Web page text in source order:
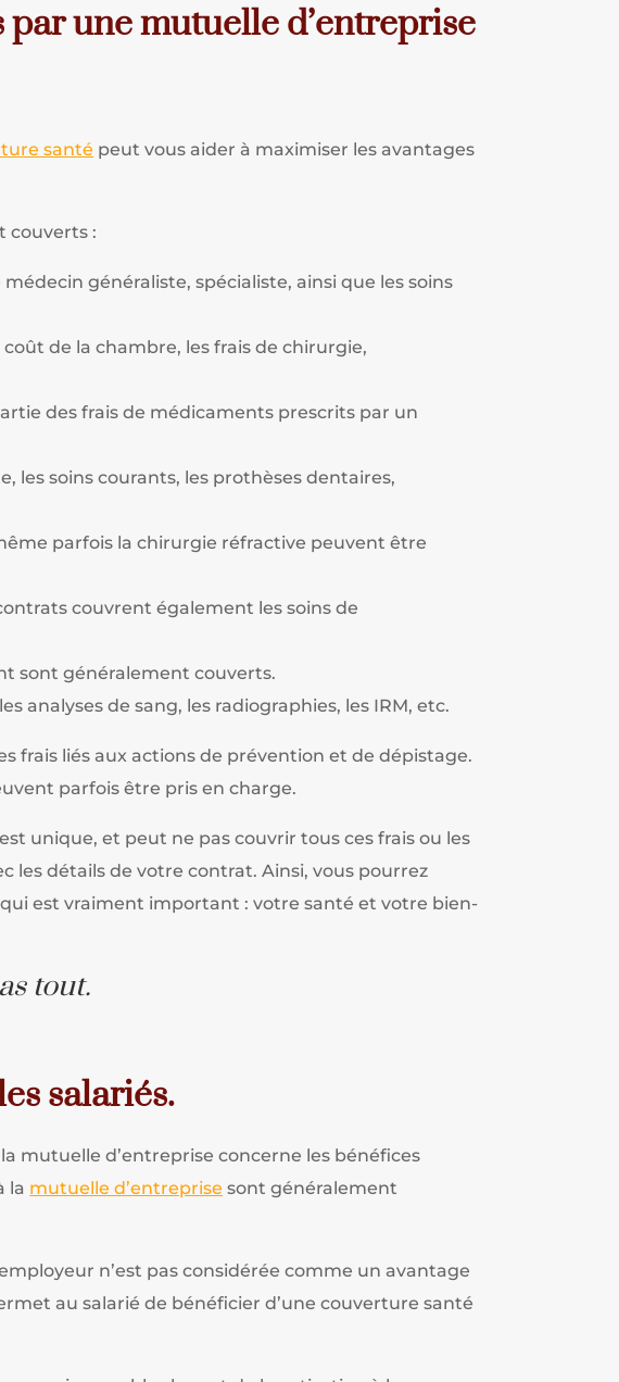
une mutuelle d’entreprise
santé peut vous aider à maximiser les avantages
couverts :
généraliste, spécialiste, ainsi que les soins
de la chambre, les frais de chirurgie,
des frais de médicaments prescrits par un
les soins courants, les prothèses dentaires,
parfois la chirurgie réfractive peuvent être
couvrent également les soins de
sont généralement couverts.
analyses de sang, les radiographies, les IRM, etc.
frais liés aux actions de prévention et de dépistage.
parfois être pris en charge.
unique, et peut ne pas couvrir tous ces frais ou les
les détails de votre contrat. Ainsi, vous pourrez
est vraiment important : votre santé et votre bien-
tout.
salariés.
mutuelle d’entreprise concerne les bénéfices
la mutuelle d’entreprise sont généralement
n’est pas considérée comme un avantage
au salarié de bénéficier d’une couverture santé